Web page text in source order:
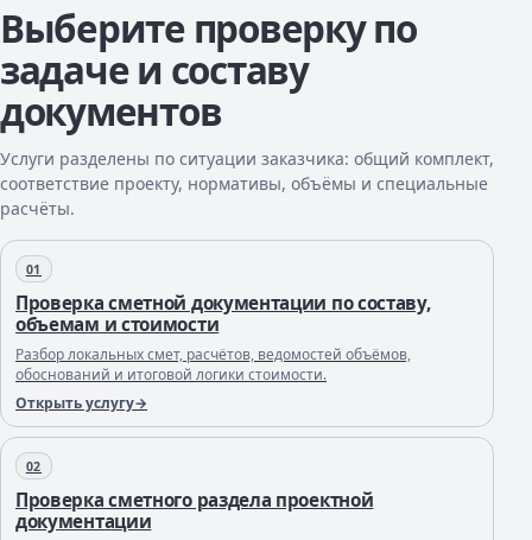
Выберите проверку по
задаче и составу
документов
Услуги разделены по ситуации заказчика: общий комплект,
соответствие проекту, нормативы, объёмы и специальные
расчёты.
01
Проверка сметной документации по составу,
объемам и стоимости
Разбор локальных смет, расчётов, ведомостей объёмов,
обоснований и итоговой логики стоимости.
Открыть услугу
02
Проверка сметного раздела проектной
документации